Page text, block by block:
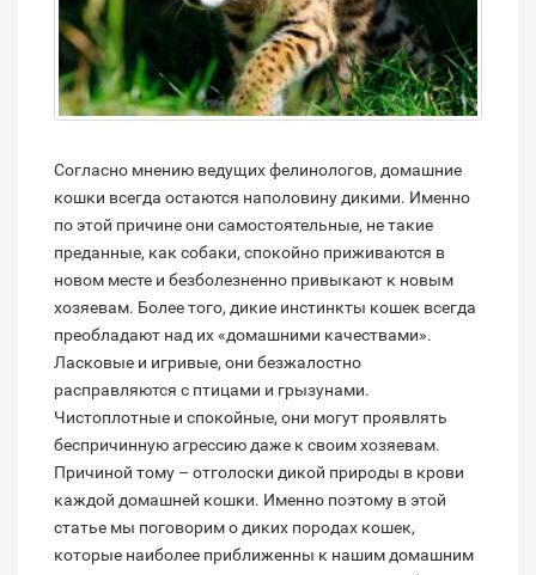
Согласно мнению ведущих фелинологов, домашние
кошки всегда остаются наполовину дикими. Именно
по этой причине они самостоятельные, не такие
преданные, как собаки, спокойно приживаются в
новом месте и безболезненно привыкают к новым
хозяевам. Более того, дикие инстинкты кошек всегда
преобладают над их «домашними качествами».
Ласковые и игривые, они безжалостно
расправляются с птицами и грызунами.
Чистоплотные и спокойные, они могут проявлять
беспричинную агрессию даже к своим хозяевам.
Причиной тому – отголоски дикой природы в крови
каждой домашней кошки. Именно поэтому в этой
статье мы поговорим о диких породах кошек,
которые наиболее приближенны к нашим домашним